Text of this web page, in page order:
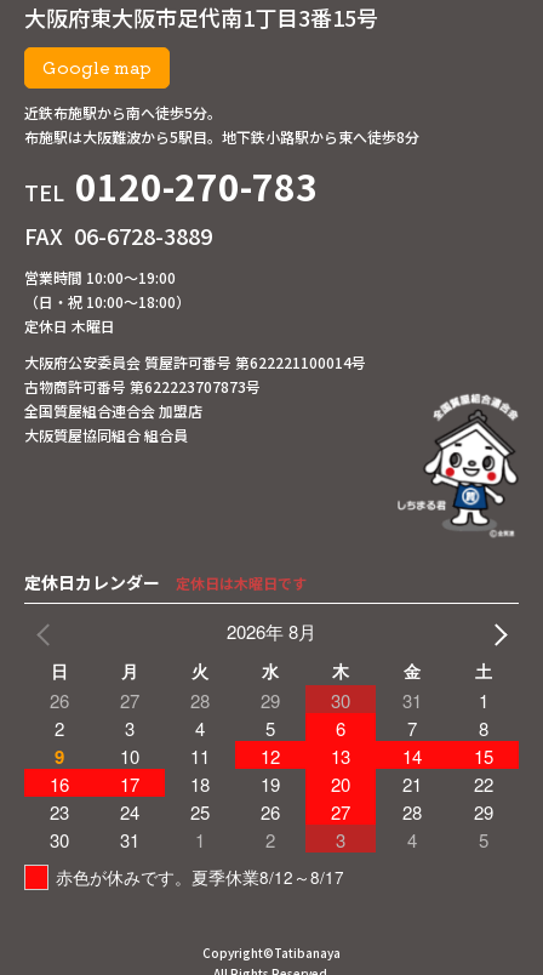
大阪府東大阪市足代南1丁目3番15号
Google map
近鉄布施駅から南へ徒歩5分。
布施駅は大阪難波から5駅目。地下鉄小路駅から東へ徒歩8分
TEL 0120-270-783
FAX 06-6728-3889
営業時間 10:00～19:00
（日・祝 10:00～18:00）
定休日 木曜日
大阪府公安委員会 質屋許可番号 第622221100014号
古物商許可番号 第622223707873号
全国質屋組合連合会 加盟店
大阪質屋協同組合 組合員
定休日カレンダー 定休日は木曜日です
2026年 8月
日 月 火 水 木 金 土
26 27 28 29 30 31
1
2
3 4 5 6 7 8
9 10 11 12 13 14
15
16
17 18 19 20 21
22
23
24 25 26 27 28
29
30
31 1 2 3 4 5
赤色が休みです。夏季休業8/12～8/17
Copyright©Tatibanaya